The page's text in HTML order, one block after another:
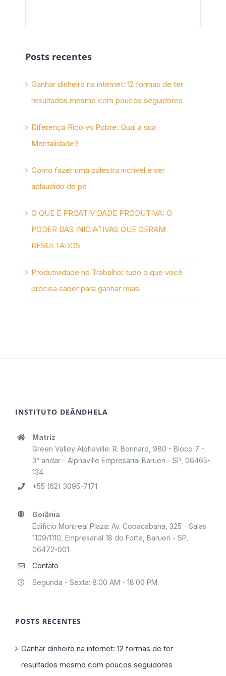
Posts recentes
Ganhar dinheiro na internet: 12 formas de ter
resultados mesmo com poucos seguidores
Diferença Rico vs Pobre: Qual a sua
Mentalidade?
Como fazer uma palestra incrível e ser
aplaudido de pé
O QUE É PROATIVIDADE PRODUTIVA: O
PODER DAS INICIATIVAS QUE GERAM
RESULTADOS
Produtividade no Trabalho: tudo o que você
precisa saber para ganhar mais
INSTITUTO DEÂNDHELA
Matriz
Green Valley Alphaville: R. Bonnard, 980 - Bloco 7 -
3° andar - Alphaville Empresarial Barueri - SP, 06465-
134
+55 (62) 3095-7171
Goiânia
Edifício Montreal Plaza: Av. Copacabana, 325 - Salas
1109/1110, Empresarial 18 do Forte, Barueri - SP,
06472-001
Contato
Segunda - Sexta: 8:00 AM - 18:00 PM
POSTS RECENTES
Ganhar dinheiro na internet: 12 formas de ter
resultados mesmo com poucos seguidores